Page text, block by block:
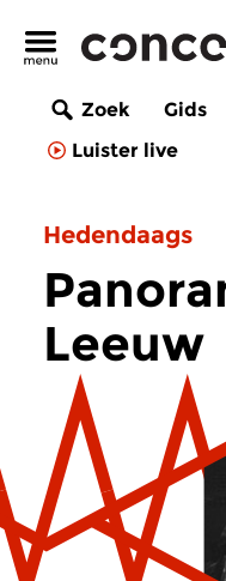
Zoek Gids
Luister live
Hedendaags
Leeuw